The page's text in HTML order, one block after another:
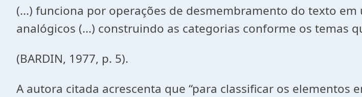
(...) funciona por operações de desmembramento do texto
analógicos (...) construindo as categorias
(BARDIN, 1977, p. 5).
A autora citada acrescenta que “para classificar os